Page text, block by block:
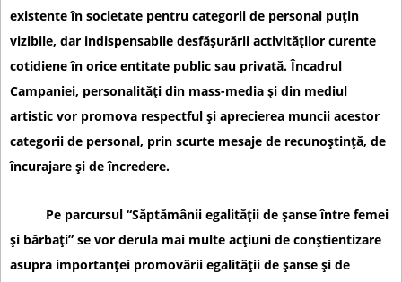
existente în societate pentru categorii de personal puțin
vizibile, dar indispensabile desfășurării activităților curente
cotidiene în orice entitate public sau privată. Încadrul
Campaniei, personalități din mass-media și din mediul
artistic vor promova respectful și aprecierea muncii acestor
categorii de personal, prin scurte mesaje de recunoștință, de
încurajare și de încredere.
Pe parcursul “Săptămânii egalității de șanse între femei
și bărbați” se vor derula mai multe acțiuni de conștientizare
asupra importanței promovării egalității de șanse și de